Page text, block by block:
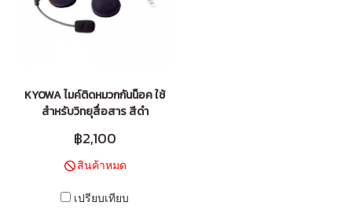
KYOWA ไมค์ติดหมวกกันน็อค ใช้
สำหรับวิทยุสื่อสาร สีดำ
฿2,100
สินค้าหมด
เปรียบเทียบ